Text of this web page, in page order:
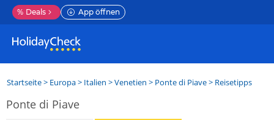
% Deals App öffnen
Startseite> Europa> Italien >Venetien > Ponte di Piave> Reisetipps
Ponte di Piave